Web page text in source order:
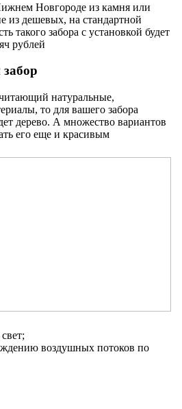
Новгороде из камня или
из дешевых, на стандартной
такого забора с установкой будет
рублей
натуральные,
то для вашего забора
дерево. А множество вариантов
его еще и красивым
воздушных потоков по